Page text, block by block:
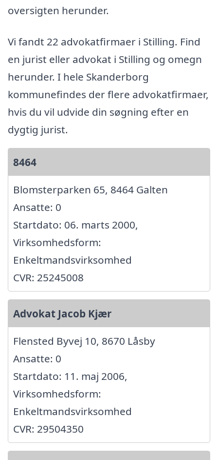
oversigten herunder.
Vi fandt 22 advokatfirmaer i Stilling. Find
en jurist eller advokat i Stilling og omegn
herunder. I hele Skanderborg
kommunefindes der flere advokatfirmaer,
hvis du vil udvide din søgning efter en
dygtig jurist.
8464
Blomsterparken 65, 8464 Galten
Ansatte: 0
Startdato: 06. marts 2000,
Virksomhedsform:
Enkeltmandsvirksomhed
CVR: 25245008
Advokat Jacob Kjær
Flensted Byvej 10, 8670 Låsby
Ansatte: 0
Startdato: 11. maj 2006,
Virksomhedsform:
Enkeltmandsvirksomhed
CVR: 29504350